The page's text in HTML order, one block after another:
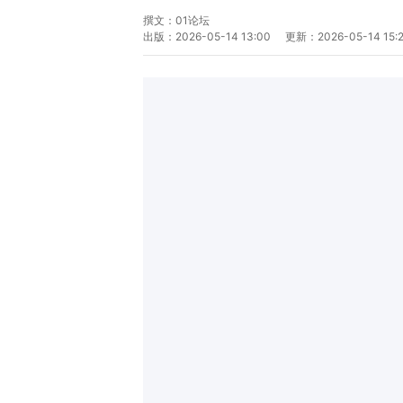
撰文： 01论坛
出版： 2026-05-14 13:00 更新： 2026-05-14